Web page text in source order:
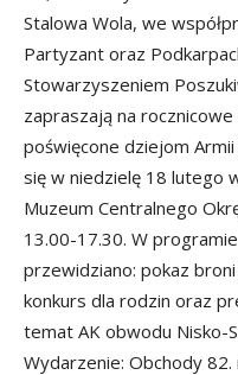
Stalowa Wola, we
Partyzant oraz
Stowarzyszeniem
zapraszają na
poświęcone dziejom
się w niedzielę 18 lutego
Muzeum Centralnego
13.00-17.30. W programie
przewidziano: pokaz
konkurs dla rodzin oraz
temat AK obwodu Nisko-
Wydarzenie: Obchody